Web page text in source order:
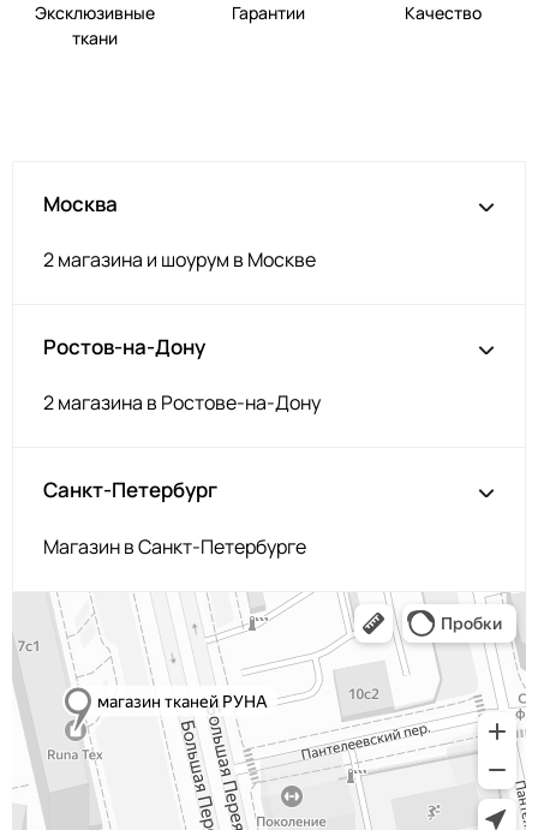
Эксклюзивные
ткани
Гарантии Качество
Москва
2 магазина и шоурум в Москве
Ростов-на-Дону
2 магазина в Ростове-на-Дону
Санкт-Петербург
Магазин в Санкт-Петербурге